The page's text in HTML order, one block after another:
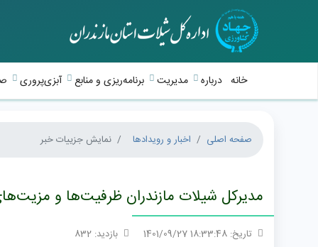
خانه درباره مدیریت برنامه‌ریزی و منابع آبزی‌پروری
صفحه اصلی اخبار و رویدادها نمایش جزییات خبر
مدیرکل شیلات مازندران ظرفیت‌ها و
تاریخ: 18:33:48 1401/09/27 بازدید: 832